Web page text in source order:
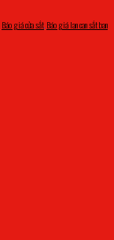
Báo giá cửa sắt Báo giá lan can sắt ban